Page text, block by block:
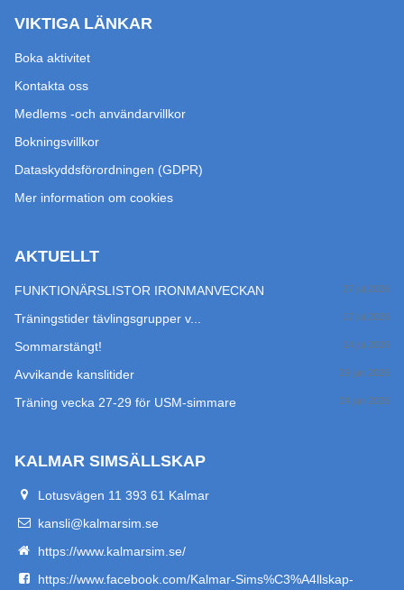
VIKTIGA LÄNKAR
Boka aktivitet
Kontakta oss
Medlems -och användarvillkor
Bokningsvillkor
Dataskyddsförordningen (GDPR)
Mer information om cookies
AKTUELLT
FUNKTIONÄRSLISTOR IRONMANVECKAN 27 jul 2026
Träningstider tävlingsgrupper v... 17 jul 2026
Sommarstängt! 14 jul 2026
Avvikande kanslitider 29 jun 2026
Träning vecka 27-29 för USM-simmare 24 jun 2026
KALMAR SIMSÄLLSKAP
Lotusvägen 11 393 61 Kalmar
kansli@kalmarsim.se
https://www.kalmarsim.se/
https://www.facebook.com/Kalmar-Sims%C3%A4llskap-